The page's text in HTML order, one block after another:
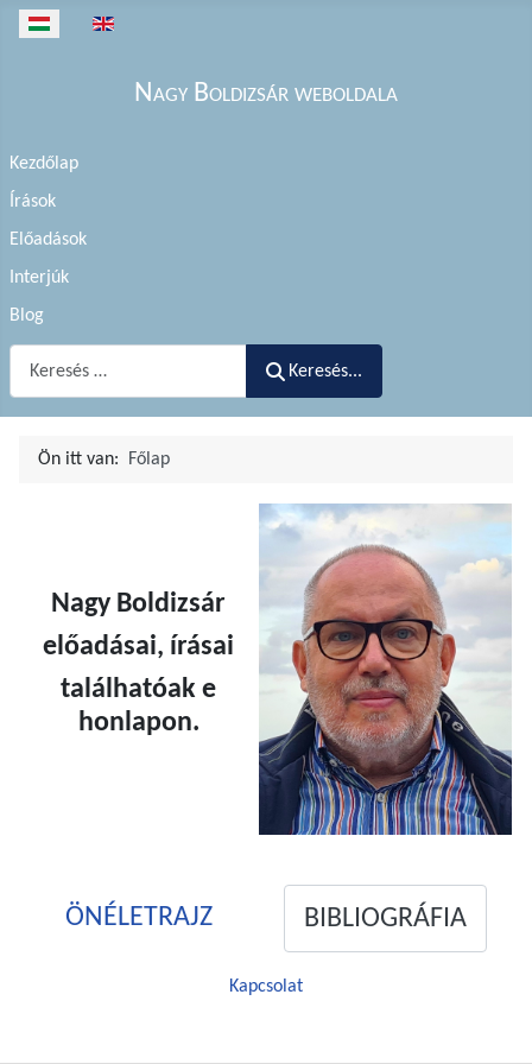
Válasszon nyelvet
Nagy Boldizsár weboldala
Kezdőlap
Írások
Előadások
Interjúk
Blog
Keresés...
Ön itt van: Főlap
Nagy Boldizsár
előadásai, írásai
találhatóak e
honlapon.
ÖNÉLETRAJZ BIBLIOGRÁFIA
Kapcsolat